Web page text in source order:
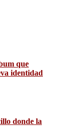
que
identidad
donde la